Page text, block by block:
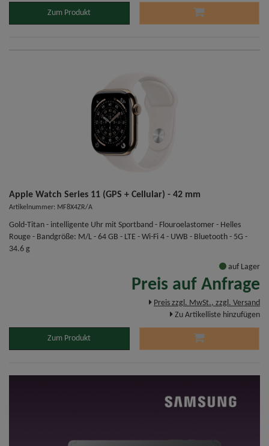
Zum Produkt
Apple Watch Series 11 (GPS + Cellular) - 42 mm
Artikelnummer: MF8X4ZR/A
Gold-Titan - intelligente Uhr mit Sportband - Flouroelastomer - Helles
Rouge - Bandgröße: M/L - 64 GB - LTE - Wi-Fi 4 - UWB - Bluetooth - 5G -
34.6 g
auf Lager
Preis auf Anfrage
Preis zzgl. MwSt., zzgl. Versand
Zu Artikelliste hinzufügen
Zum Produkt